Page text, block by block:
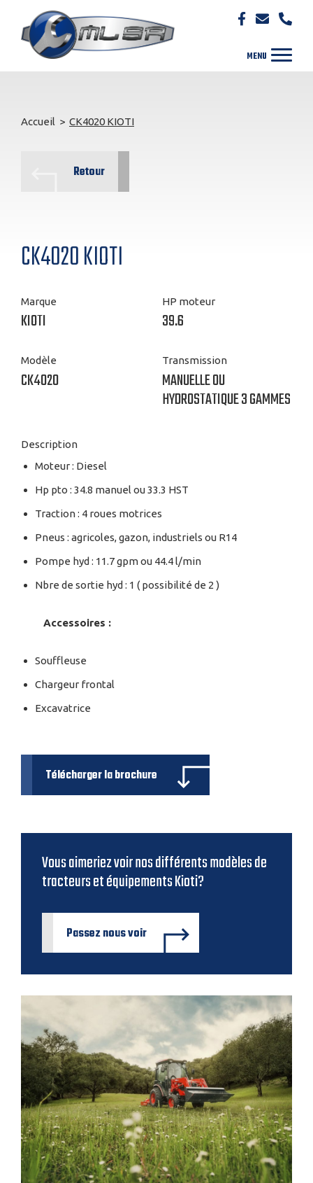
Accueil > CK4020 KIOTI
Retour
CK4020 KIOTI
Marque
KIOTI
HP moteur
39.6
Modèle
CK4020
Transmission
MANUELLE OU
HYDROSTATIQUE 3 GAMMES
Description
Moteur : Diesel
Hp pto : 34.8 manuel ou 33.3 HST
Traction : 4 roues motrices
Pneus : agricoles, gazon, industriels ou R14
Pompe hyd : 11.7 gpm ou 44.4 l/min
Nbre de sortie hyd : 1 ( possibilité de 2 )
Accessoires :
Souffleuse
Chargeur frontal
Excavatrice
Télécharger la brochure
Vous aimeriez voir nos différents modèles de
tracteurs et équipements Kioti?
Passez nous voir